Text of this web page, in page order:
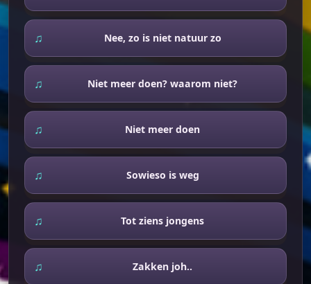
Nee, zo is niet natuur zo
Niet meer doen? waarom niet?
Niet meer doen
Sowieso is weg
Tot ziens jongens
Zakken joh..